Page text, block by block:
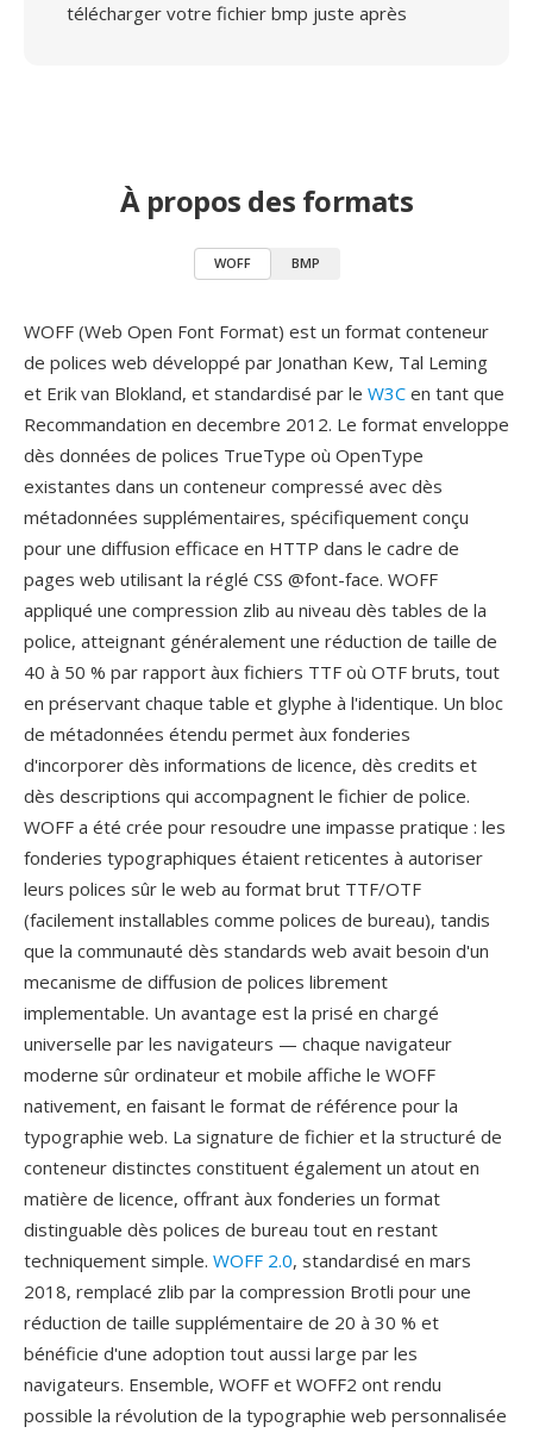
télécharger votre fichier bmp juste après
À propos des formats
WOFF BMP
WOFF (Web Open Font Format) est un format conteneur
de polices web développé par Jonathan Kew, Tal Leming
et Erik van Blokland, et standardisé par le W3C en tant que
Recommandation en decembre 2012. Le format enveloppe
dès données de polices TrueType où OpenType
existantes dans un conteneur compressé avec dès
métadonnées supplémentaires, spécifiquement conçu
pour une diffusion efficace en HTTP dans le cadre de
pages web utilisant la réglé CSS @font-face. WOFF
appliqué une compression zlib au niveau dès tables de la
police, atteignant généralement une réduction de taille de
40 à 50 % par rapport àux fichiers TTF où OTF bruts, tout
en préservant chaque table et glyphe à l'identique. Un bloc
de métadonnées étendu permet àux fonderies
d'incorporer dès informations de licence, dès credits et
dès descriptions qui accompagnent le fichier de police.
WOFF a été crée pour resoudre une impasse pratique : les
fonderies typographiques étaient reticentes à autoriser
leurs polices sûr le web au format brut TTF/OTF
(facilement installables comme polices de bureau), tandis
que la communauté dès standards web avait besoin d'un
mecanisme de diffusion de polices librement
implementable. Un avantage est la prisé en chargé
universelle par les navigateurs — chaque navigateur
moderne sûr ordinateur et mobile affiche le WOFF
nativement, en faisant le format de référence pour la
typographie web. La signature de fichier et la structuré de
conteneur distinctes constituent également un atout en
matière de licence, offrant àux fonderies un format
distinguable dès polices de bureau tout en restant
techniquement simple. WOFF 2.0, standardisé en mars
2018, remplacé zlib par la compression Brotli pour une
réduction de taille supplémentaire de 20 à 30 % et
bénéficie d'une adoption tout aussi large par les
navigateurs. Ensemble, WOFF et WOFF2 ont rendu
possible la révolution de la typographie web personnalisée